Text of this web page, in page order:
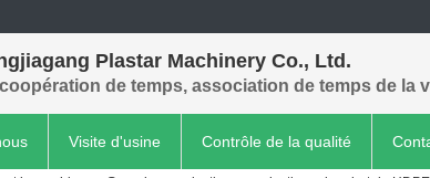
Plastar Machinery Co., Ltd.
de temps, association de temps de la
Visite d'usine Contrôle de la qualité